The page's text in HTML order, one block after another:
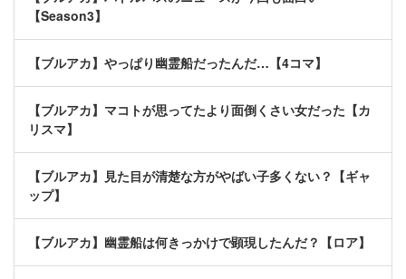
【Season3】
【ブルアカ】やっぱり幽霊船だったんだ…【4コマ】
【ブルアカ】マコトが思ってたより面倒くさい女だった【カ
リスマ】
【ブルアカ】見た目が清楚な方がやばい子多くない？【ギャ
ップ】
【ブルアカ】幽霊船は何きっかけで顕現したんだ？【ロア】